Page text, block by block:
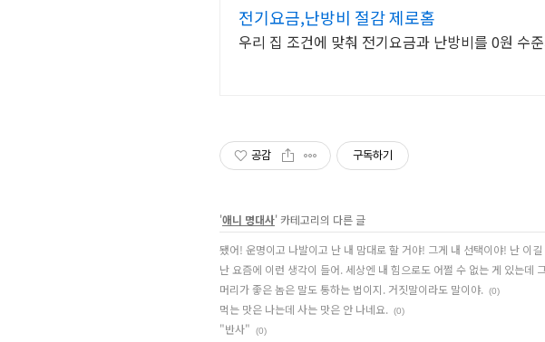
전기요금,난방비 절감 제로홈
우리 집 조건에 맞춰 전기요금과 난방비를 0원 수
공감 구독하기
'애니 명대사' 카테고리의 다른 글
됐어! 운명이고 나발이고 난 내 맘대로 할 거야! 그게 내 선택이야! 난 이
난 요즘에 이런 생각이 들어. 세상엔 내 힘으로도 어쩔 수 없는 게 있는데
머리가 좋은 놈은 말도 통하는 법이지. 거짓말이라도 말이야. (0)
먹는 맛은 나는데 사는 맛은 안 나네요. (0)
"반사" (0)